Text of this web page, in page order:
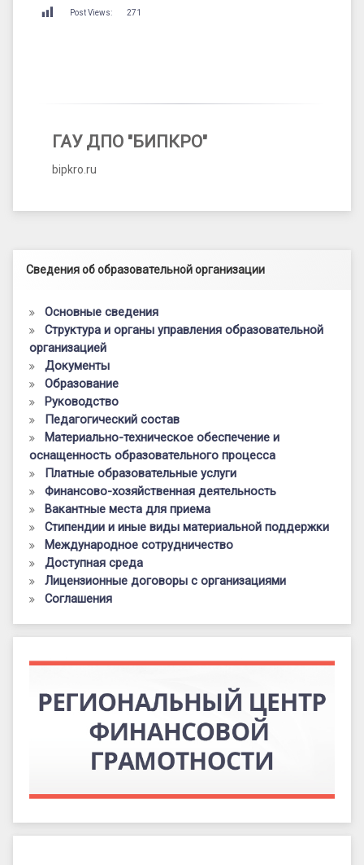
Post Views: 271
ГАУ ДПО "БИПКРО"
bipkro.ru
Левый сайдбар
Сведения об образовательной организации
Основные сведения
Структура и органы управления образовательной
организацией
Документы
Образование
Руководство
Педагогический состав
Материально-техническое обеспечение и
оснащенность образовательного процесса
Платные образовательные услуги
Финансово-хозяйственная деятельность
Вакантные места для приема
Стипендии и иные виды материальной поддержки
Международное сотрудничество
Доступная среда
Лицензионные договоры с организациями
Соглашения